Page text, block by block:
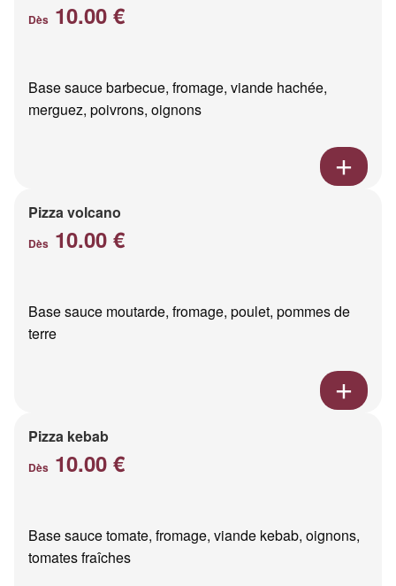
Dès 10.00 €
Base sauce barbecue, fromage, viande hachée,
merguez, poivrons, oignons
Pizza volcano
Dès 10.00 €
Base sauce moutarde, fromage, poulet, pommes de
terre
Pizza kebab
Dès 10.00 €
Base sauce tomate, fromage, viande kebab, oignons,
tomates fraîches